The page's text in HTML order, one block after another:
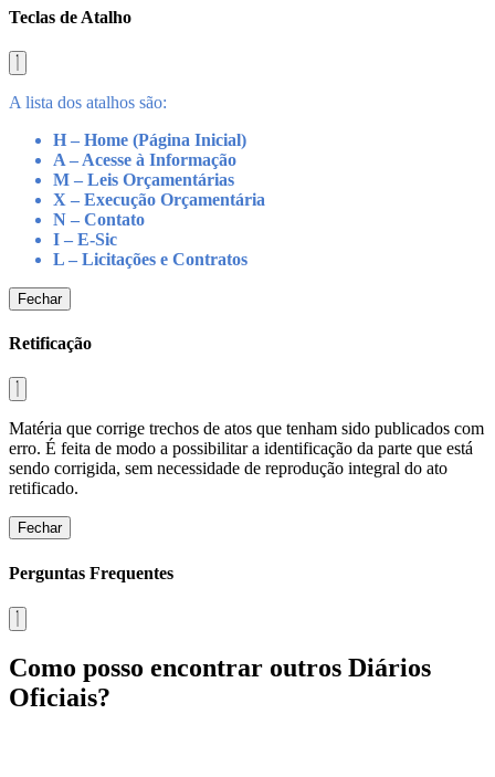
Teclas de Atalho
A lista dos atalhos são:
H – Home (Página Inicial)
A – Acesse à Informação
M – Leis Orçamentárias
X – Execução Orçamentária
N – Contato
I – E-Sic
L – Licitações e Contratos
Fechar
Retificação
Matéria que corrige trechos de atos que tenham sido publicados com
erro. É feita de modo a possibilitar a identificação da parte que está
sendo corrigida, sem necessidade de reprodução integral do ato
retificado.
Fechar
Perguntas Frequentes
Como posso encontrar outros Diários
Oficiais?